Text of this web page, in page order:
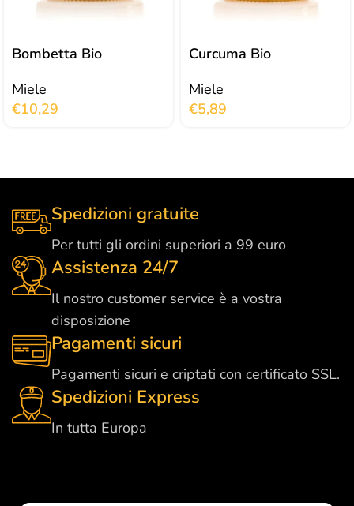
Bombetta Bio
Miele
€10,29
Curcuma Bio
Miele
€5,89
Spedizioni gratuite
Per tutti gli ordini superiori a 99 euro
Assistenza 24/7
Il nostro customer service è a vostra
disposizione
Pagamenti sicuri
Pagamenti sicuri e criptati con certificato SSL.
Spedizioni Express
In tutta Europa